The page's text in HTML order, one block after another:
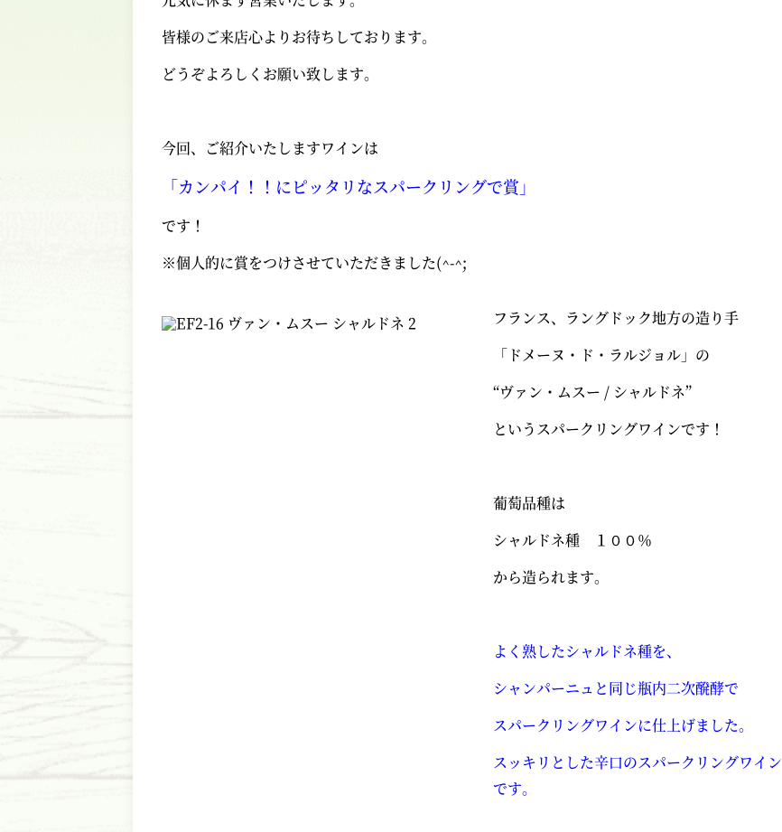
皆様のご来店心よりお待ちしております。
どうぞよろしくお願い致します。
今回、ご紹介いたしますワインは
「カンパイ！！にピッタリなスパークリングで賞」
です！
※個人的に賞をつけさせていただきました(^-^;
フランス、ラングドック地方の造り手
「ドメーヌ・ド・ラルジョル」の
“ヴァン・ムスー / シャルドネ”
というスパークリングワインです！
葡萄品種は
シャルドネ種 １００％
から造られます。
よく熟したシャルドネ種を、
シャンパーニュと同じ瓶内二次醗酵で
スパークリングワインに仕上げました。
スッキリとした辛口のスパークリングワイン
です。